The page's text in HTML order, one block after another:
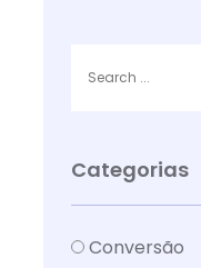
Categorias
Conversão